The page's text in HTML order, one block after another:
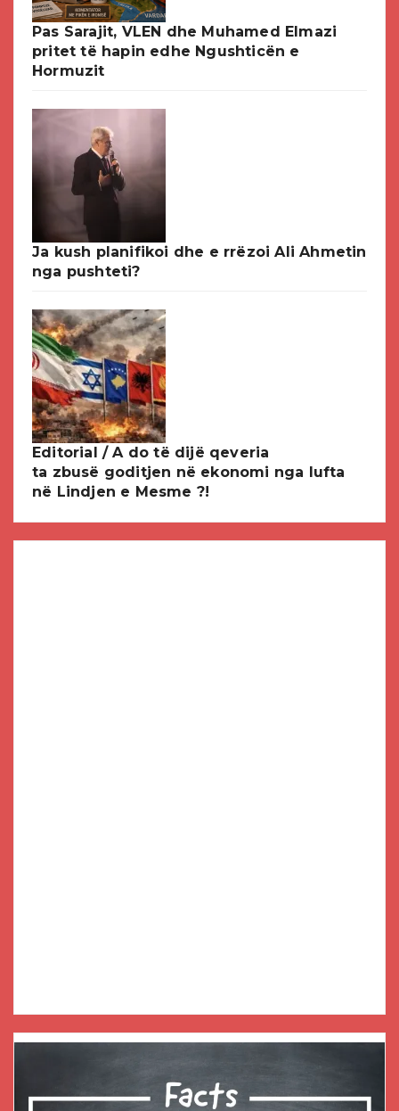
Pas Sarajit, VLEN dhe Muhamed Elmazi
pritet të hapin edhe Ngushticën e
Hormuzit
Ja kush planifikoi dhe e rrëzoi Ali Ahmetin
nga pushteti?
Editorial / A do të dijë qeveria
ta zbusë goditjen në ekonomi nga lufta
në Lindjen e Mesme ?!